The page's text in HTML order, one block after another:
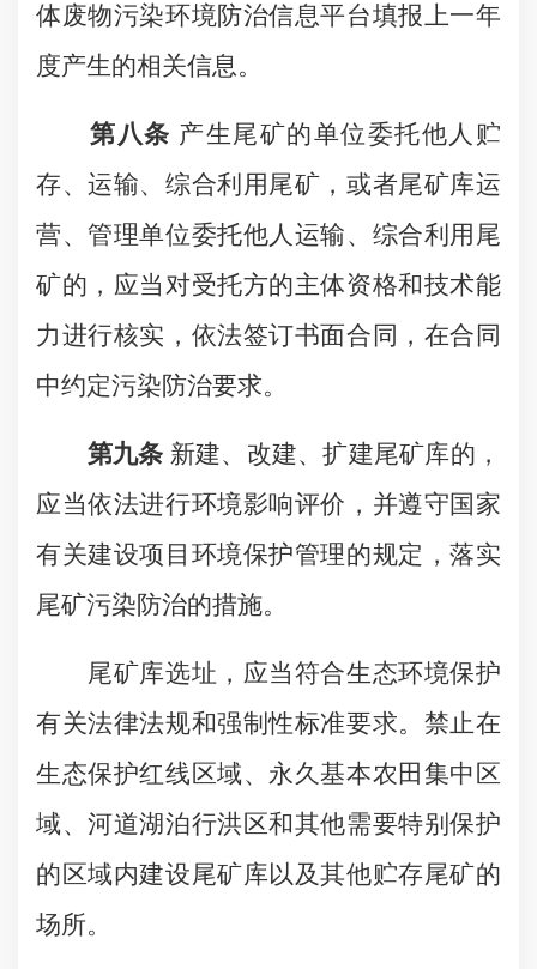
体废物污染环境防治信息平台填报上一年
度产生的相关信息。
第八条 产生尾矿的单位委托他人贮
存、运输、综合利用尾矿，或者尾矿库运
营、管理单位委托他人运输、综合利用尾
矿的，应当对受托方的主体资格和技术能
力进行核实，依法签订书面合同，在合同
中约定污染防治要求。
第九条 新建、改建、扩建尾矿库的，
应当依法进行环境影响评价，并遵守国家
有关建设项目环境保护管理的规定，落实
尾矿污染防治的措施。
尾矿库选址，应当符合生态环境保护
有关法律法规和强制性标准要求。禁止在
生态保护红线区域、永久基本农田集中区
域、河道湖泊行洪区和其他需要特别保护
的区域内建设尾矿库以及其他贮存尾矿的
场所。